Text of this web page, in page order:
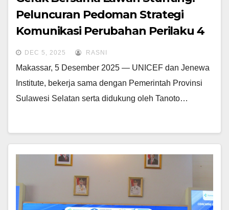
Peluncuran Pedoman Strategi
Komunikasi Perubahan Perilaku 4
Kabupaten di Sulawesi Selatan
DEC 5, 2025 RASNI
Makassar, 5 Desember 2025 — UNICEF dan Jenewa
Institute, bekerja sama dengan Pemerintah Provinsi
Sulawesi Selatan serta didukung oleh Tanoto…